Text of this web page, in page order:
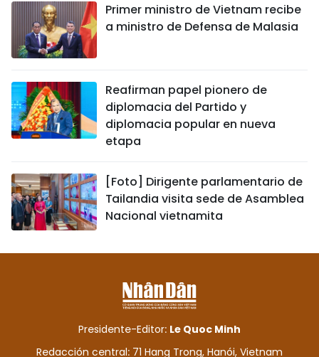
Primer ministro de Vietnam recibe
a ministro de Defensa de Malasia
Reafirman papel pionero de
diplomacia del Partido y
diplomacia popular en nueva
etapa
[Foto] Dirigente parlamentario de
Tailandia visita sede de Asamblea
Nacional vietnamita
Presidente-Editor: Le Quoc Minh
Redacción central: 71 Hang Trong, Hanói, Vietnam